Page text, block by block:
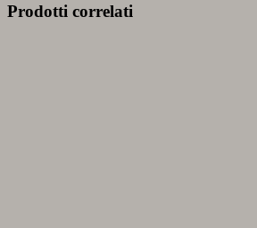
Prodotti correlati